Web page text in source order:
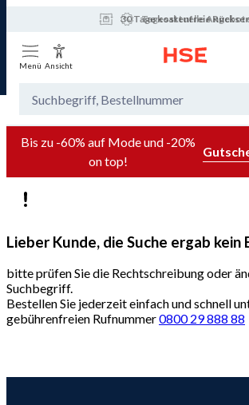
30 Tage kostenfreie
Tagesaktuelle
Menü Ansicht
Bis zu -60% auf Mode und -20%
on top!
Lieber Kunde, die Suche ergab kein
bitte prüfen Sie die Rechtschreibung oder
Suchbegriff.
Bestellen Sie jederzeit einfach und schnell
gebührenfreien Rufnummer0800 29 888 88